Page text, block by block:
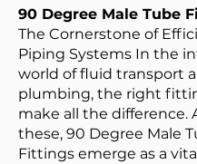
90 Degree Male Tube
The Cornerstone of
Piping Systems In the
world of fluid transport
plumbing, the right
make all the difference.
these, 90 Degree Male
Fittings emerge as a